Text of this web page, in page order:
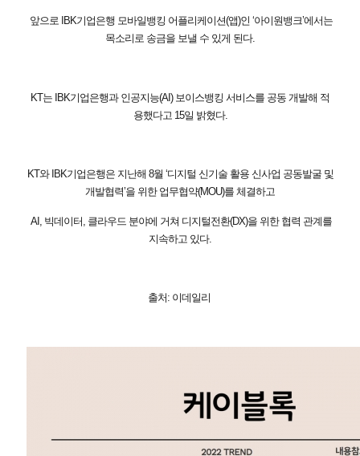
앞으로 IBK기업은행 모바일뱅킹 어플리케이션(앱)인 ‘아이원뱅크’에서는
목소리로 송금을 보낼 수 있게 된다.
KT는 IBK기업은행과 인공지능(AI) 보이스뱅킹 서비스를 공동 개발해 적
용했다고 15일 밝혔다.
KT와 IBK기업은행은 지난해 8월 ‘디지털 신기술 활용 신사업 공동발굴 및
개발협력’을 위한 업무협약(MOU)를 체결하고
AI, 빅데이터, 클라우드 분야에 거쳐 디지털전환(DX)을 위한 협력 관계를
지속하고 있다.
출처: 이데일리